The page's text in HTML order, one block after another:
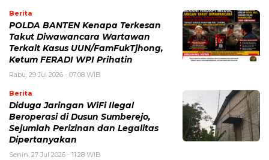
Berita
POLDA BANTEN Kenapa Terkesan
Takut Diwawancara Wartawan
Terkait Kasus UUN/FamFukTjhong,
Ketum FERADI WPI Prihatin
Rabu, 29 Jul 2026 - 07:08 WIB
Berita
Diduga Jaringan WiFi Ilegal
Beroperasi di Dusun Sumberejo,
Sejumlah Perizinan dan Legalitas
Dipertanyakan
Senin, 27 Jul 2026 - 11:28 WIB